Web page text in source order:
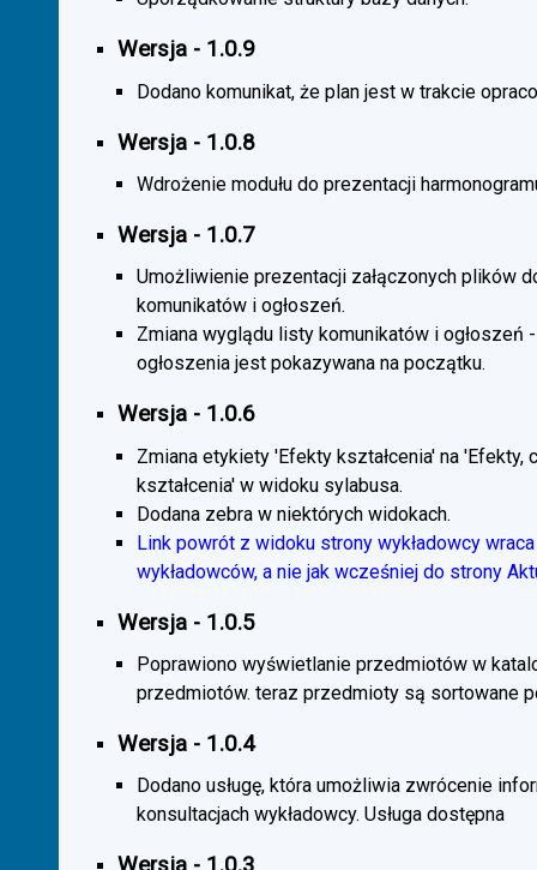
Wersja - 1.0.9
Dodano komunikat, że plan jest w trakcie
Wersja - 1.0.8
Wdrożenie modułu do prezentacji
Wersja - 1.0.7
Umożliwienie prezentacji załączonych plików
komunikatów i ogłoszeń.
Zmiana wyglądu listy komunikatów i ogłoszeń
ogłoszenia jest pokazywana na początku.
Wersja - 1.0.6
Zmiana etykiety 'Efekty kształcenia' na 'Efekty,
kształcenia' w widoku sylabusa.
Dodana zebra w niektórych widokach.
Link powrót z widoku strony wykładowcy
wykładowców, a nie jak wcześniej do strony
Wersja - 1.0.5
Poprawiono wyświetlanie przedmiotów w
przedmiotów. teraz przedmioty są sortowane
Wersja - 1.0.4
Dodano usługę, która umożliwia zwrócenie
konsultacjach wykładowcy. Usługa dostępna